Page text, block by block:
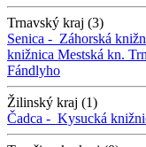
Trnavský kraj (3)
Senica - Záhorská
knižnica Mestská kn.
Fándlyho
Žilinský kraj (1)
Čadca - Kysucká